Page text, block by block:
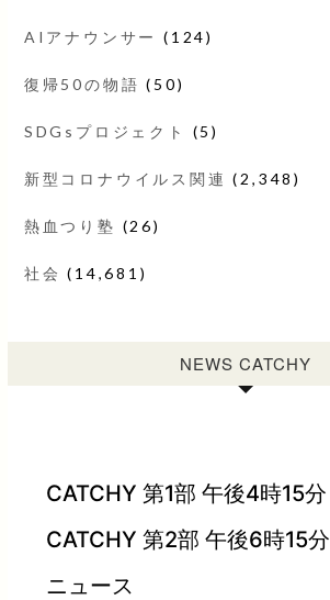
AIアナウンサー (124)
復帰50の物語 (50)
SDGsプロジェクト (5)
新型コロナウイルス関連 (2,348)
熱血つり塾 (26)
社会 (14,681)
NEWS CATCHY
CATCHY 第1部 午後4時15分
CATCHY 第2部 午後6時15分
ニュース